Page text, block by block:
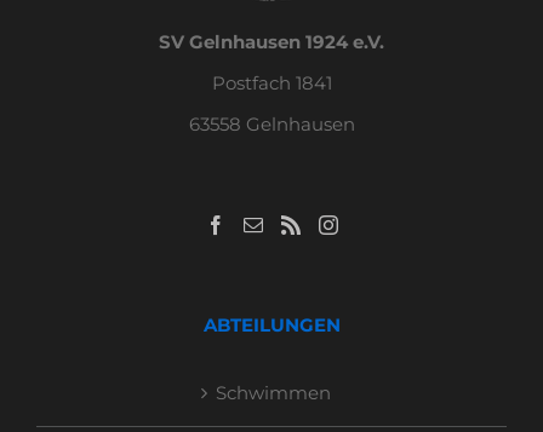
SV Gelnhausen 1924 e.V.
Postfach 1841
63558 Gelnhausen
ABTEILUNGEN
Schwimmen